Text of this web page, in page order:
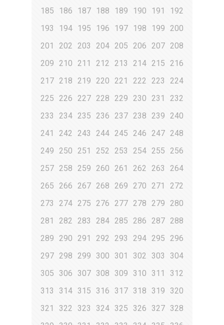
185
186 187 188 189 190 191
192
193
194 195 196 197 198 199
200
201
202 203 204 205 206 207 208
209
210 211 212 213 214 215
216
217 218 219 220 221 222 223
224
225
226 227 228 229 230 231
232
233
234 235 236 237 238 239
240
241
242 243 244 245 246 247 248
249
250 251 252 253 254 255
256
257 258 259 260 261 262 263
264
265
266 267 268 269 270 271
272
273
274 275 276 277 278 279
280
281
282 283 284 285 286 287 288
289
290 291 292 293 294 295
296
297 298 299 300 301 302 303
304
305
306 307 308 309 310 311
312
313
314 315 316 317 318 319
320
321
322 323 324 325 326 327 328